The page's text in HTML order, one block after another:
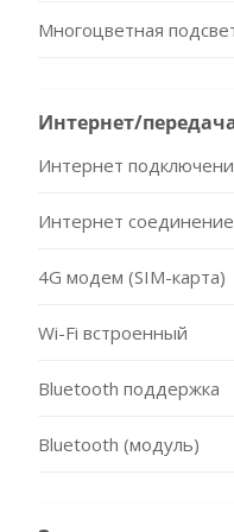
Многоцветная
Интернет/
Интернет
Интернет соединение
4G модем (SIM-карта)
Wi-Fi встроенный
Bluetooth поддержка
Bluetooth (модуль)